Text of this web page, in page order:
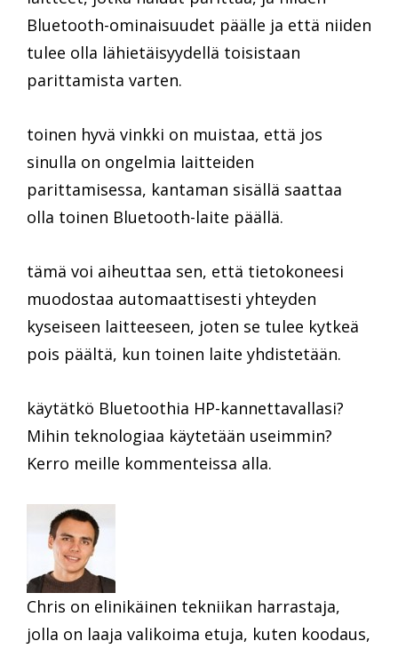
Bluetooth-ominaisuudet päälle ja että niiden
tulee olla lähietäisyydellä toisistaan
parittamista varten.
toinen hyvä vinkki on muistaa, että jos
sinulla on ongelmia laitteiden
parittamisessa, kantaman sisällä saattaa
olla toinen Bluetooth-laite päällä.
tämä voi aiheuttaa sen, että tietokoneesi
muodostaa automaattisesti yhteyden
kyseiseen laitteeseen, joten se tulee kytkeä
pois päältä, kun toinen laite yhdistetään.
käytätkö Bluetoothia HP-kannettavallasi?
Mihin teknologiaa käytetään useimmin?
Kerro meille kommenteissa alla.
Chris on elinikäinen tekniikan harrastaja,
jolla on laaja valikoima etuja, kuten koodaus,